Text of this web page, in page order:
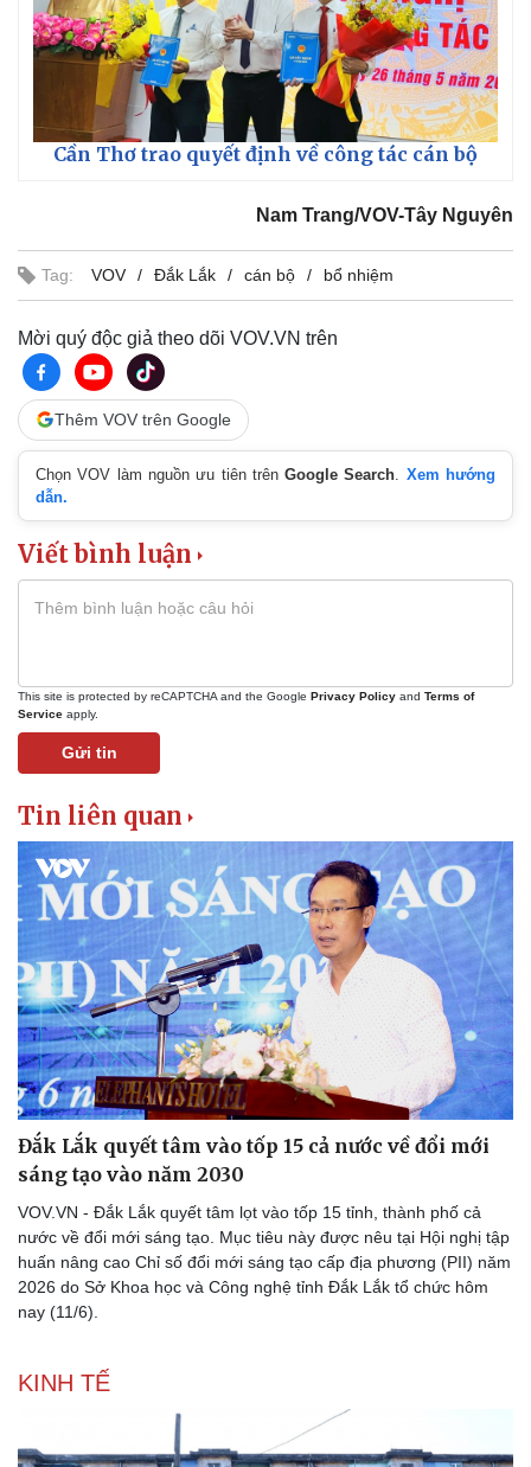
Giá cà phê
Pháp luật
Vụ án
Tin nóng
Tư vấn luật
Quân sự - Quốc phòng
Việt Nam
Cần Thơ trao quyết định về công tác cán bộ
Nam Trang/VOV-Tây Nguyên
Tag: VOV Đắk Lắk cán bộ bổ nhiệm
Mời quý độc giả theo dõi VOV.VN trên
Thêm VOV trên Google
Chọn VOV làm nguồn ưu tiên trênGoogle Search
Xem hướng
dẫn.
Viết bình luận
This site is protected by reCAPTCHA and the Google Privacy Policy and Terms of
Service apply.
Gửi tin
Tin liên quan
Đắk Lắk quyết tâm vào tốp 15 cả nước về đổi mới
sáng tạo vào năm 2030
VOV.VN - Đắk Lắk quyết tâm lọt vào tốp 15 tỉnh, thành phố cả
nước về đổi mới sáng tạo. Mục tiêu này được nêu tại Hội nghị tập
huấn nâng cao Chỉ số đổi mới sáng tạo cấp địa phương (PII) năm
2026 do Sở Khoa học và Công nghệ tỉnh Đắk Lắk tổ chức hôm
nay (11/6).
KINH TẾ